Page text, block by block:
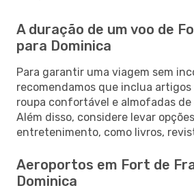
A duração de um voo de
para Dominica
Para garantir uma viagem sem
recomendamos que inclua artigos
roupa confortável e almofadas de
Além disso, considere levar
entretenimento, como livros,
Aeroportos em Fort de
Dominica